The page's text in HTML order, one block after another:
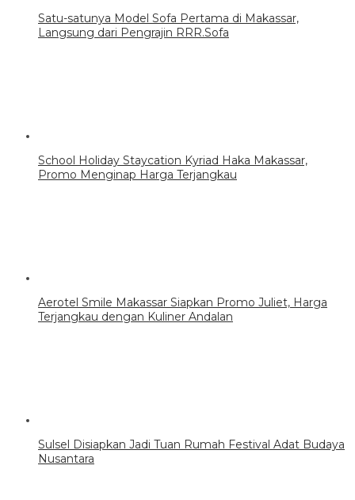
Satu-satunya Model Sofa Pertama di Makassar,
Langsung dari Pengrajin RRR.Sofa
School Holiday Staycation Kyriad Haka Makassar,
Promo Menginap Harga Terjangkau
Aerotel Smile Makassar Siapkan Promo Juliet, Harga
Terjangkau dengan Kuliner Andalan
Sulsel Disiapkan Jadi Tuan Rumah Festival Adat Budaya
Nusantara